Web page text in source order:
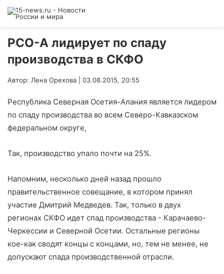
РСО-А лидирует по спаду
производства в СКФО
Автор: Лена Орехова | 03.08.2015, 20:55
Республика Северная Осетия-Алания является лидером
по спаду производства во всем Северо-Кавказском
федеральном округе,
Так, производство упало почти на 25%.
Напомним, несколько дней назад прошло
правительственное совещание, в котором принял
участие Дмитрий Медведев. Так, только в двух
регионах СКФО идет спад производства - Карачаево-
Черкессии и Северной Осетии. Остальные регионы
кое-как сводят концы с концами, но, тем не менее, не
допускают спада производственной отрасли.